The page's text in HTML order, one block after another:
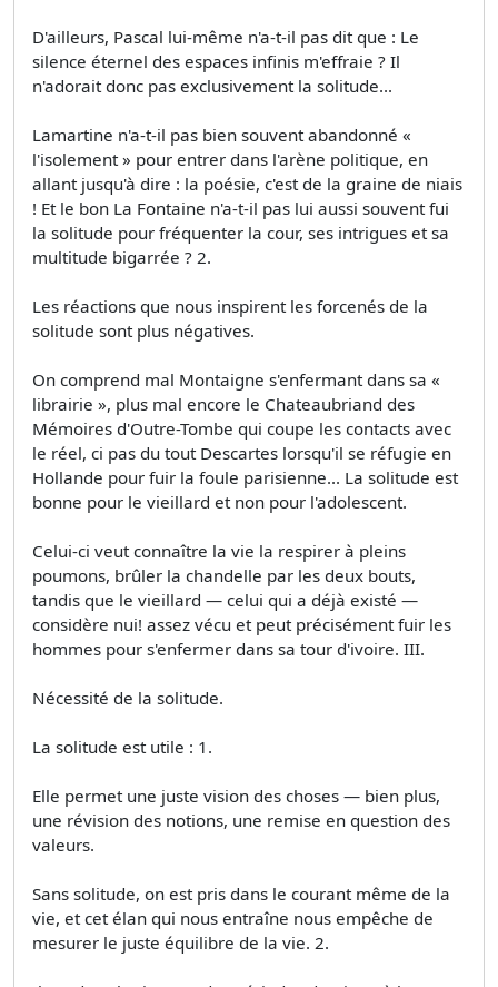
D'ailleurs, Pascal lui-même n'a-t-il pas dit que : Le
silence éternel des espaces infinis m'effraie ? Il
n'adorait donc pas exclusivement la solitude...
Lamartine n'a-t-il pas bien souvent abandonné «
l'isolement » pour entrer dans l'arène politique, en
allant jusqu'à dire : la poésie, c'est de la graine de niais
! Et le bon La Fontaine n'a-t-il pas lui aussi souvent fui
la solitude pour fréquenter la cour, ses intrigues et sa
multitude bigarrée ? 2.
Les réactions que nous inspirent les forcenés de la
solitude sont plus négatives.
On comprend mal Montaigne s'enfermant dans sa «
librairie », plus mal encore le Chateaubriand des
Mémoires d'Outre-Tombe qui coupe les contacts avec
le réel, ci pas du tout Descartes lorsqu'il se réfugie en
Hollande pour fuir la foule parisienne... La solitude est
bonne pour le vieillard et non pour l'adolescent.
Celui-ci veut connaître la vie la respirer à pleins
poumons, brûler la chandelle par les deux bouts,
tandis que le vieillard — celui qui a déjà existé —
considère nui! assez vécu et peut précisément fuir les
hommes pour s'enfermer dans sa tour d'ivoire. III.
Nécessité de la solitude.
La solitude est utile : 1.
Elle permet une juste vision des choses — bien plus,
une révision des notions, une remise en question des
valeurs.
Sans solitude, on est pris dans le courant même de la
vie, et cet élan qui nous entraîne nous empêche de
mesurer le juste équilibre de la vie. 2.